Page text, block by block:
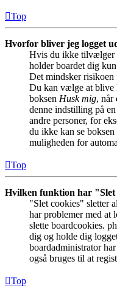
Top
Hvorfor bliver jeg logget
Hvis du ikke tilvælger
holder boardet dig
Det mindsker risikoen
Du kan vælge at blive
boksen Husk mig, når
denne indstilling på
andre personer, for
du ikke kan se
muligheden for
Top
Hvilken funktion har "Slet
"Slet cookies" sletter
har problemer med at
slette boardcookies.
dig og holde dig
boardadministrator
også bruges til at
Top